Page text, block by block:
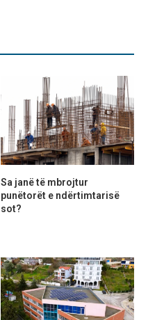
Sa janë të mbrojtur
punëtorët e ndërtimtarisë
sot?